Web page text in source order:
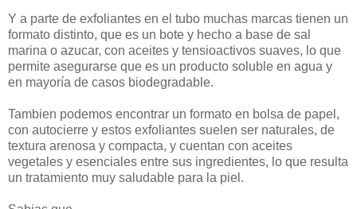
Y a parte de exfoliantes en el tubo muchas marcas tienen un
formato distinto, que es un bote y hecho a base de sal
marina o azucar, con aceites y tensioactivos suaves, lo que
permite asegurarse que es un producto soluble en agua y
en mayoría de casos biodegradable.
Tambien podemos encontrar un formato en bolsa de papel,
con autocierre y estos exfoliantes suelen ser naturales, de
textura arenosa y compacta, y cuentan con aceites
vegetales y esenciales entre sus ingredientes, lo que resulta
un tratamiento muy saludable para la piel.